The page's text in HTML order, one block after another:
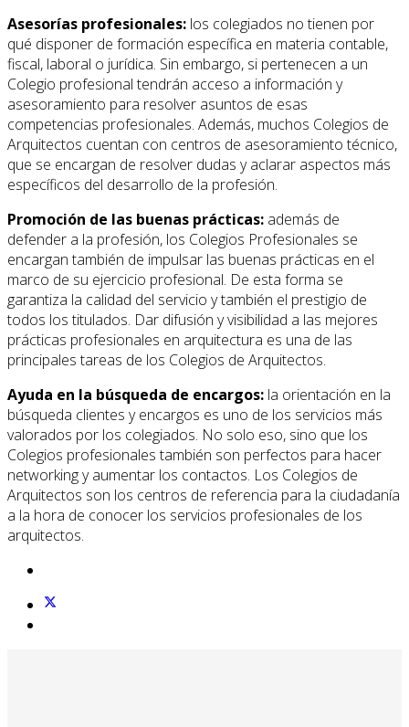
Asesorías profesionales: los colegiados no tienen por
qué disponer de formación específica en materia contable,
fiscal, laboral o jurídica. Sin embargo, si pertenecen a un
Colegio profesional tendrán acceso a información y
asesoramiento para resolver asuntos de esas
competencias profesionales. Además, muchos Colegios de
Arquitectos cuentan con centros de asesoramiento técnico,
que se encargan de resolver dudas y aclarar aspectos más
específicos del desarrollo de la profesión.
Promoción de las buenas prácticas: además de
defender a la profesión, los Colegios Profesionales se
encargan también de impulsar las buenas prácticas en el
marco de su ejercicio profesional. De esta forma se
garantiza la calidad del servicio y también el prestigio de
todos los titulados. Dar difusión y visibilidad a las mejores
prácticas profesionales en arquitectura es una de las
principales tareas de los Colegios de Arquitectos.
Ayuda en la búsqueda de encargos: la orientación en la
búsqueda clientes y encargos es uno de los servicios más
valorados por los colegiados. No solo eso, sino que los
Colegios profesionales también son perfectos para hacer
networking y aumentar los contactos. Los Colegios de
Arquitectos son los centros de referencia para la ciudadanía
a la hora de conocer los servicios profesionales de los
arquitectos.